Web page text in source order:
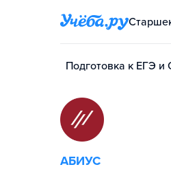
Подготовка к ЕГЭ и
АБИУС